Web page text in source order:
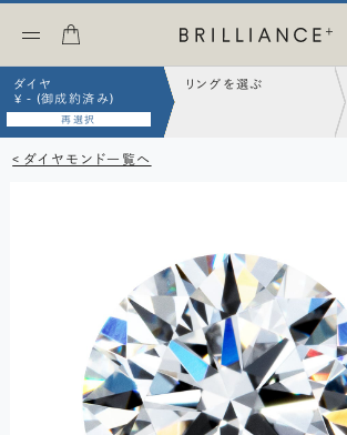
ダイヤ
¥ - (御成約済み)
再選択
リングを選ぶ
< ダイヤモンド一覧へ